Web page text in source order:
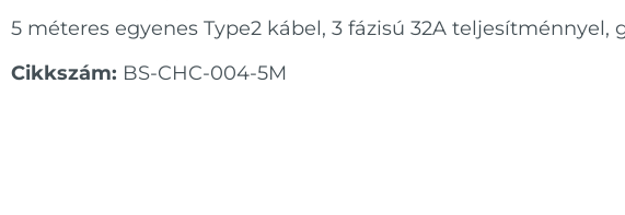
5 méteres egyenes Type2 kábel, 3 fázisú 32A
Cikkszám: BS-CHC-004-5M